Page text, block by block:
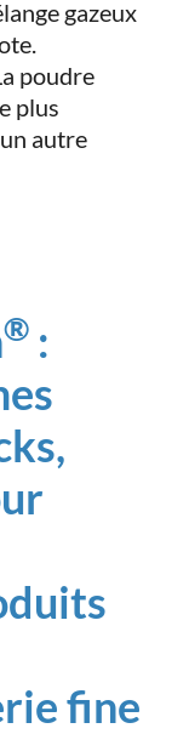
gazeux
poudre
plus
autre
® :
fine